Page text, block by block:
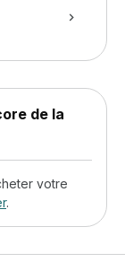
de la
votre
.